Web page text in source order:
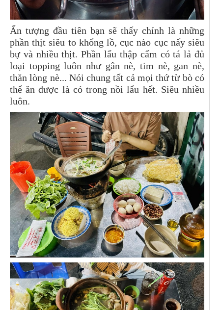
Ấn tượng đầu tiên bạn sẽ thấy chính là những
phần thịt siêu to khổng lồ, cục nào cục nấy siêu
bự và nhiều thịt. Phần lẩu thập cẩm có tá lả đủ
loại topping luôn như gân nè, tim nè, gan nè,
thăn lòng nè... Nói chung tất cả mọi thứ từ bò có
thể ăn được là có trong nồi lẩu hết. Siêu nhiều
luôn.